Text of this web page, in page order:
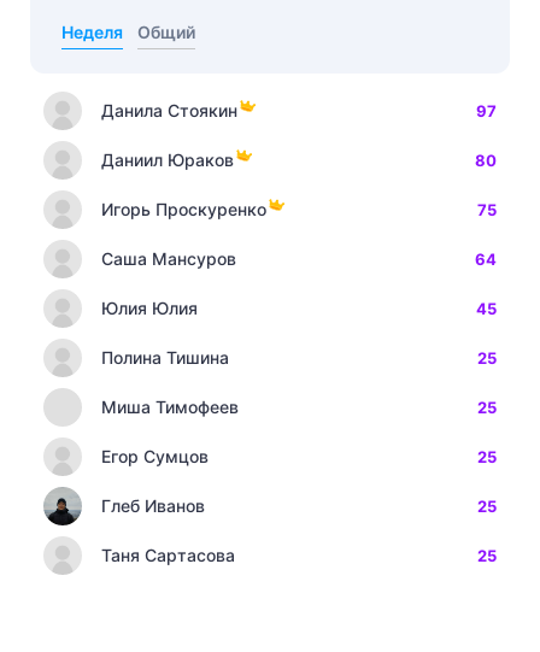
Неделя Общий
Данила Стоякин 97
Даниил Юраков 80
Игорь Проскуренко 75
Саша Мансуров 64
Юлия Юлия 45
Полина Тишина 25
Миша Тимофеев 25
Егор Сумцов 25
Глеб Иванов 25
Таня Сартасова 25